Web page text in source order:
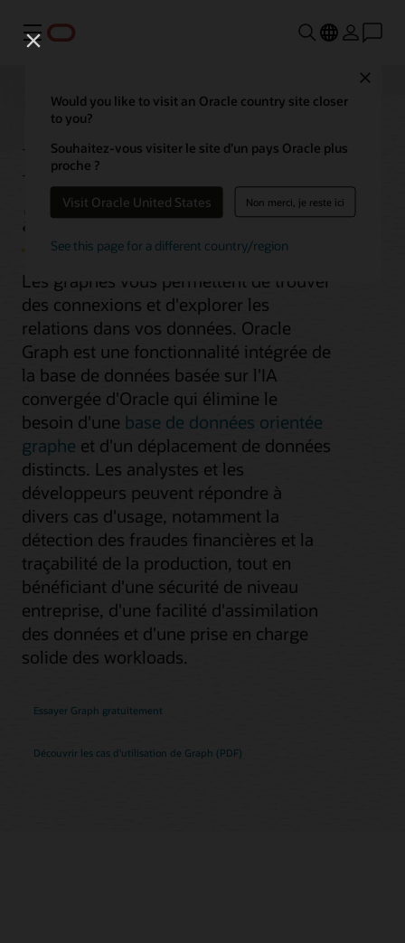
Menu
Would you like to visit an Oracle country site closer
to you?
Souhaitez-vous visiter le site d’un pays Oracle plus
proche ?
Visit Oracle United States Non merci, je reste ici
See this page for a different country/region
Base de données de
graphe intégrée
Les graphes vous permettent de trouver
des connexions et d'explorer les
relations dans vos données. Oracle
Graph est une fonctionnalité intégrée de
la base de données basée sur l'IA
convergée d'Oracle qui élimine le
besoin d'une base de données orientée
graphe et d'un déplacement de données
distincts. Les analystes et les
développeurs peuvent répondre à
divers cas d'usage, notamment la
détection des fraudes financières et la
traçabilité de la production, tout en
bénéficiant d'une sécurité de niveau
entreprise, d'une facilité d'assimilation
des données et d'une prise en charge
solide des workloads.
Essayer Graph gratuitement
Découvrir les cas d'utilisation de Graph (PDF)